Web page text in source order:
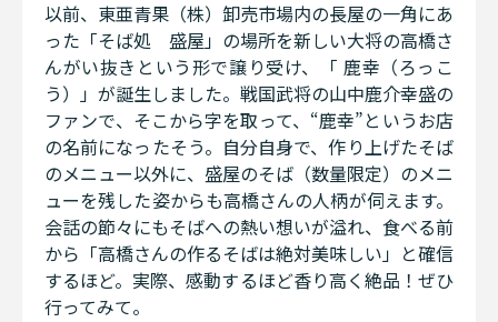
以前、東亜青果（株）卸売市場内の長屋の一角にあ
った「そば処 盛屋」の場所を新しい大将の高橋さ
んがい抜きという形で譲り受け、「 鹿幸（ろっこ
う）」が誕生しました。戦国武将の山中鹿介幸盛の
ファンで、そこから字を取って、“鹿幸”というお店
の名前になったそう。自分自身で、作り上げたそば
のメニュー以外に、盛屋のそば（数量限定）のメニ
ューを残した姿からも高橋さんの人柄が伺えます。
会話の節々にもそばへの熱い想いが溢れ、食べる前
から「高橋さんの作るそばは絶対美味しい」と確信
するほど。実際、感動するほど香り高く絶品！ぜひ
行ってみて。